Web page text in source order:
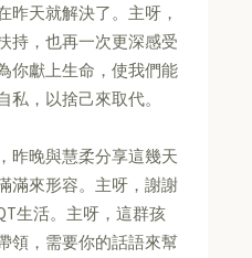
昨天就解決了。主呀，
持，也再一次更深感受
你獻上生命，使我們能
，以捨己來取代。
昨晚與慧柔分享這幾天
滿來形容。主呀，謝謝
生活。主呀，這群孩
領，需要你的話語來幫